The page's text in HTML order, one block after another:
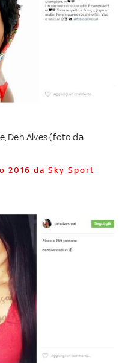
Deh Alves (foto da
2016 da Sky Sport